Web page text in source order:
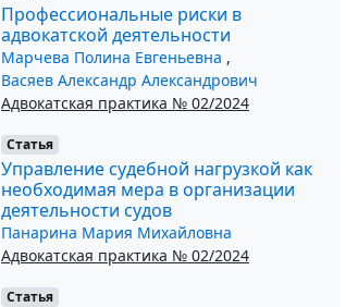
Профессиональные риски в
адвокатской деятельности
Марчева Полина Евгеньевна ,
Васяев Александр Александрович
Адвокатская практика № 02/2024
Статья
Управление судебной нагрузкой как
необходимая мера в организации
деятельности судов
Панарина Мария Михайловна
Адвокатская практика № 02/2024
Статья